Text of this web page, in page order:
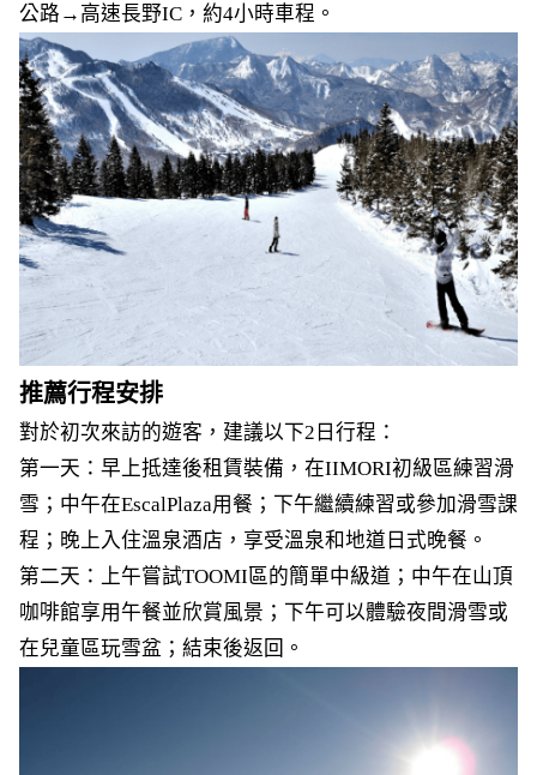
公路→高速長野IC，約4小時車程。
推薦行程安排
對於初次來訪的遊客，建議以下2日行程：
第一天：早上抵達後租賃裝備，在IIMORI初級區練習滑
雪；中午在EscalPlaza用餐；下午繼續練習或參加滑雪課
程；晚上入住溫泉酒店，享受溫泉和地道日式晚餐。
第二天：上午嘗試TOOMI區的簡單中級道；中午在山頂
咖啡館享用午餐並欣賞風景；下午可以體驗夜間滑雪或
在兒童區玩雪盆；結束後返回。